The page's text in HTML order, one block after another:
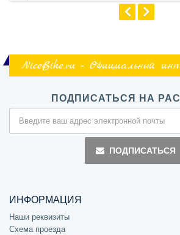
NiceBike.ru - Официальный
ПОДПИСАТЬСЯ НА
ПОДПИСАТЬСЯ
ИНФОРМАЦИЯ
Наши реквизиты
Схема проезда